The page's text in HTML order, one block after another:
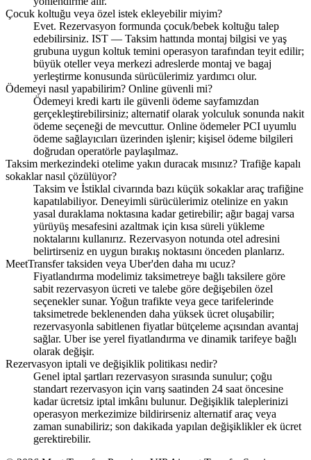
Çocuk koltuğu veya özel istek ekleyebilir miyim?
Evet. Rezervasyon formunda çocuk/bebek koltuğu talep
edebilirsiniz. IST — Taksim hattında montaj bilgisi ve yaş
grubuna uygun koltuk temini operasyon tarafından teyit edilir;
büyük oteller veya merkezi adreslerde montaj ve bagaj
yerleştirme konusunda sürücülerimiz yardımcı olur.
Ödemeyi nasıl yapabilirim? Online güvenli mi?
Ödemeyi kredi kartı ile güvenli ödeme sayfamızdan
gerçekleştirebilirsiniz; alternatif olarak yolculuk sonunda nakit
ödeme seçeneği de mevcuttur. Online ödemeler PCI uyumlu
ödeme sağlayıcıları üzerinden işlenir; kişisel ödeme bilgileri
doğrudan operatörle paylaşılmaz.
Taksim merkezindeki otelime yakın duracak mısınız? Trafiğe kapalı
sokaklar nasıl çözülüyor?
Taksim ve İstiklal civarında bazı küçük sokaklar araç trafiğine
kapatılabiliyor. Deneyimli sürücülerimiz otelinize en yakın
yasal duraklama noktasına kadar getirebilir; ağır bagaj varsa
yürüyüş mesafesini azaltmak için kısa süreli yükleme
noktalarını kullanırız. Rezervasyon notunda otel adresini
belirtirseniz en uygun bırakış noktasını önceden planlarız.
MeetTransfer taksiden veya Uber'den daha mı ucuz?
Fiyatlandırma modelimiz taksimetreye bağlı taksilere göre
sabit rezervasyon ücreti ve talebe göre değişebilen özel
seçenekler sunar. Yoğun trafikte veya gece tarifelerinde
taksimetrede beklenenden daha yüksek ücret oluşabilir;
rezervasyonla sabitlenen fiyatlar bütçeleme açısından avantaj
sağlar. Uber ise yerel fiyatlandırma ve dinamik tarifeye bağlı
olarak değişir.
Rezervasyon iptali ve değişiklik politikası nedir?
Genel iptal şartları rezervasyon sırasında sunulur; çoğu
standart rezervasyon için varış saatinden 24 saat öncesine
kadar ücretsiz iptal imkânı bulunur. Değişiklik taleplerinizi
operasyon merkezimize bildirirseniz alternatif araç veya
zaman sunabiliriz; son dakikada yapılan değişiklikler ek ücret
gerektirebilir.